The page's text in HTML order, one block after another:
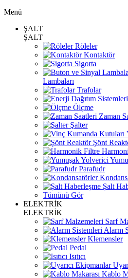
Menü
ŞALT
ŞALT
Röleler
Kontaktör
Sigorta
Lambaları
Trafolar
Ölçme
Zaman
Şalter
Şönt
Parafudr
Şalt
Tümünü Gör
ELEKTRİK
ELEKTRİK
Sarf
Alarm
Klemensler
Pedal
Isıtıcı
Kablo